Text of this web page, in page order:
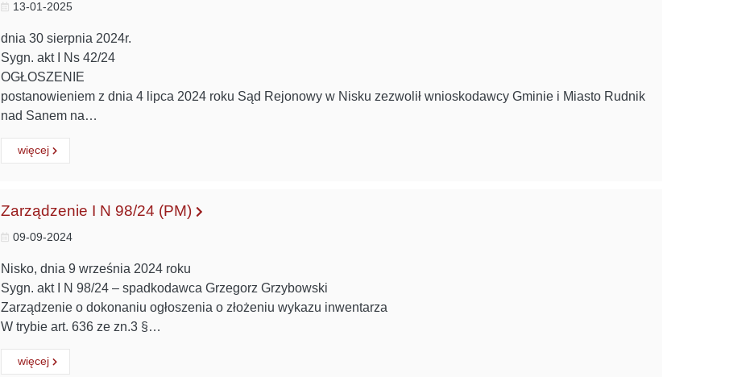
13-01-2025
dnia 30 sierpnia 2024r.
Sygn. akt I Ns 42/24
OGŁOSZENIE
postanowieniem z dnia 4 lipca 2024 roku Sąd Rejonowy w Nisku zezwolił wnioskodawcy Gminie i Miasto Rudnik
nad Sanem na…
Czytaj
więcejo:
Zarządzenie I N 98/24 (PM)
09-09-2024
Nisko, dnia 9 września 2024 roku
Sygn. akt I N 98/24 – spadkodawca Grzegorz Grzybowski
Zarządzenie o dokonaniu ogłoszenia o złożeniu wykazu inwentarza
W trybie art. 636 ze zn.3 §…
Czytaj
więcejo: